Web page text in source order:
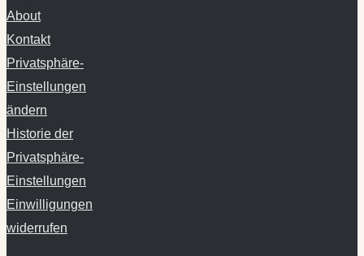
About
Kontakt
Privatsphäre-
Einstellungen
ändern
Historie der
Privatsphäre-
Einstellungen
Einwilligungen
widerrufen